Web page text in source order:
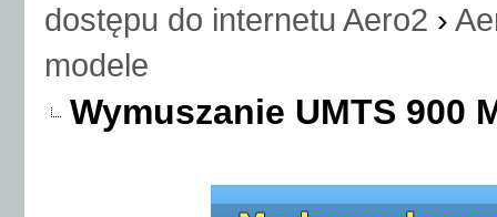
dostępu do internetu Aero2 ›
modele
Wymuszanie UMTS 900